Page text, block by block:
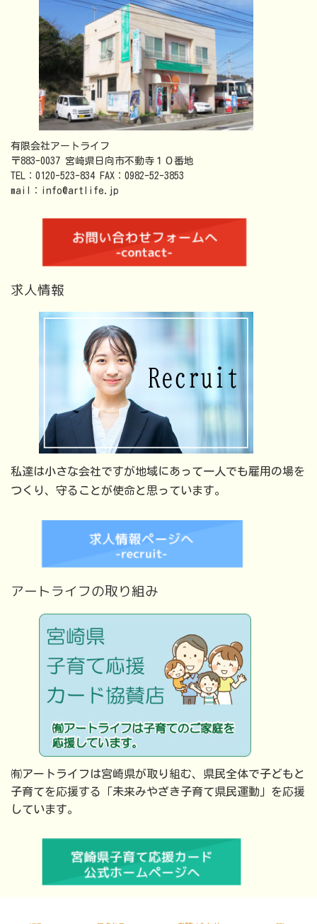
有限会社アートライフ
〒883-0037 宮崎県日向市不動寺１０番地
TEL：0120-523-834 FAX：0982-52-3853
mail：info@artlife.jp
求人情報
私達は小さな会社ですが地域にあって一人でも雇用の場を
つくり、守ることが使命と思っています。
アートライフの取り組み
㈲アートライフは宮崎県が取り組む、県民全体で子どもと
子育てを応援する「未来みやざき子育て県民運動」を応援
しています。